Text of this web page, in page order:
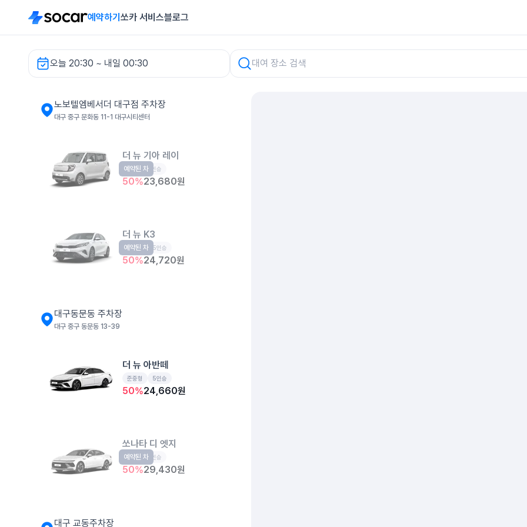
예약하기 쏘카 서비스블로그
오늘 20:30 ~ 내일 00:30
노보텔엠베서더 대구점 주차장 렌터카
노보텔엠베서더 대구점 주차장
대구 중구 문화동 11-1 대구시티센터
더 뉴 기아 레이
경형 5인승
50%23,680원
예약된 차
더 뉴 K3
준중형 5인승
50%24,720원
예약된 차
대구동문동 주차장
대구 중구 동문동 13-39
더 뉴 아반떼
준중형 5인승
50%24,660원
쏘나타 디 엣지
중형 5인승
50%29,430원
예약된 차
대구 교동주차장